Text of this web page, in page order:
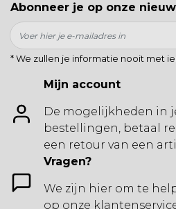
Abonneer je op onze
* We zullen je informatie nooit met
Mijn account
De mogelijkheden in
bestellingen, betaal
een retour van een
Vragen?
We zijn hier om te
op onze